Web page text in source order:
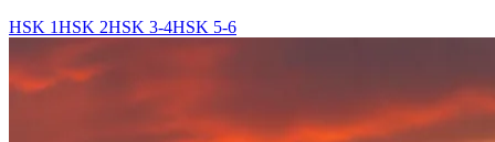
HSK 1HSK 2HSK 3-4HSK 5-6